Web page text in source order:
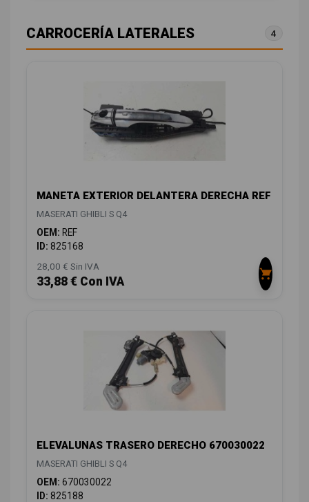
CARROCERÍA LATERALES 4
MANETA EXTERIOR DELANTERA DERECHA REF
MASERATI GHIBLI S Q4
OEM: REF
ID: 825168
28,00 € Sin IVA
33,88 € Con IVA
ELEVALUNAS TRASERO DERECHO 670030022
MASERATI GHIBLI S Q4
OEM: 670030022
ID: 825188